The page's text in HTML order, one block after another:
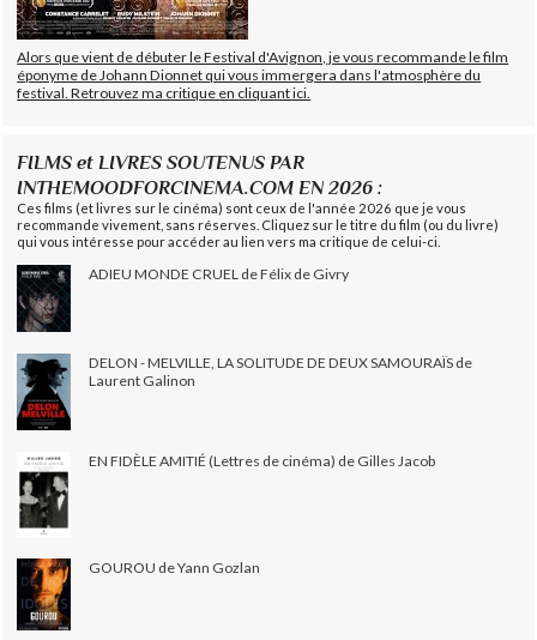
Alors que vient de débuter le Festival d'Avignon, je vous recommande le film
éponyme de Johann Dionnet qui vous immergera dans l'atmosphère du
festival. Retrouvez ma critique en cliquant ici.
FILMS et LIVRES SOUTENUS PAR
INTHEMOODFORCINEMA.COM EN 2026 :
Ces films (et livres sur le cinéma) sont ceux de l'année 2026 que je vous
recommande vivement, sans réserves. Cliquez sur le titre du film (ou du livre)
qui vous intéresse pour accéder au lien vers ma critique de celui-ci.
ADIEU MONDE CRUEL de Félix de Givry
DELON - MELVILLE, LA SOLITUDE DE DEUX SAMOURAÏS de
Laurent Galinon
EN FIDÈLE AMITIÉ (Lettres de cinéma) de Gilles Jacob
GOUROU de Yann Gozlan